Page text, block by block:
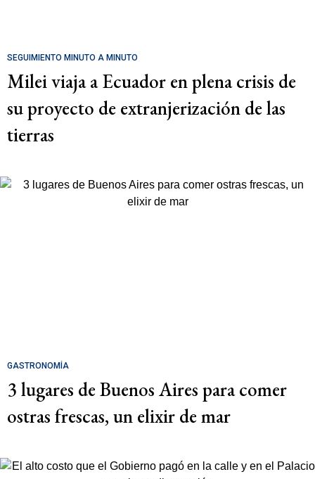
SEGUIMIENTO MINUTO A MINUTO
Milei viaja a Ecuador en plena crisis de
su proyecto de extranjerización de las
tierras
GASTRONOMÍA
3 lugares de Buenos Aires para comer
ostras frescas, un elixir de mar